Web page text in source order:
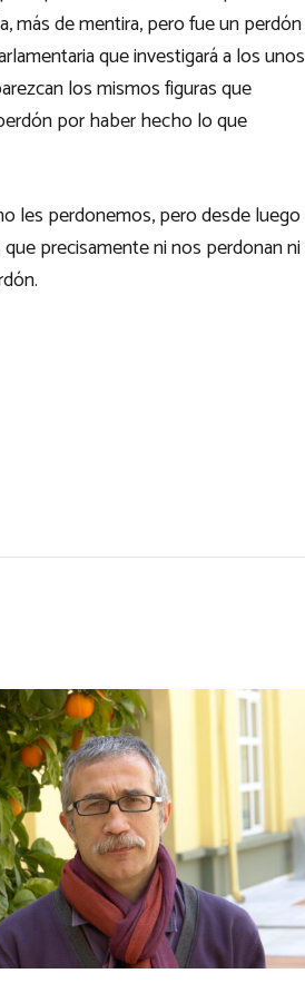
más de mentira, pero fue un perdón
que investigará a los unos
los mismos figuras que
por haber hecho lo que
les perdonemos, pero desde luego
precisamente ni nos perdonan ni